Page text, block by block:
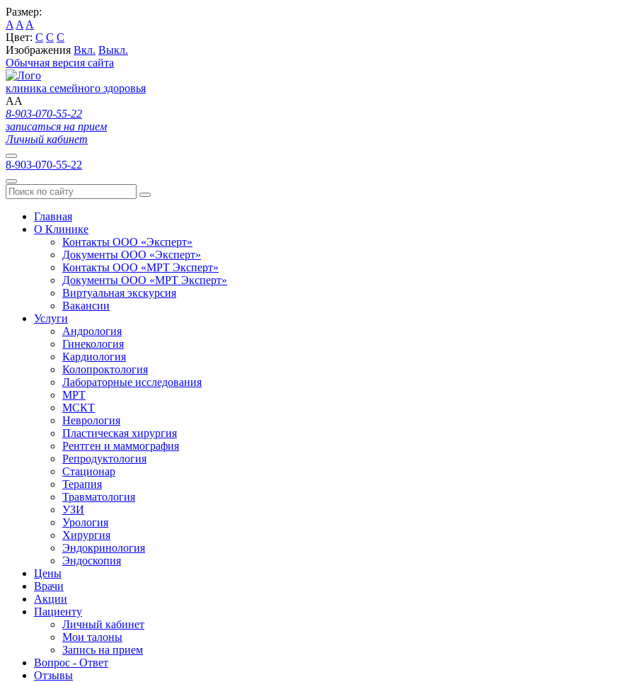
Размер:
A A A
Цвет: C C C
Изображения Вкл. Выкл.
Обычная версия сайта
клиника семейного здоровья
AA
8-903-070-55-22
записаться на прием
Личный кабинет
8-903-070-55-22
Главная
О Клинике
Контакты ООО «Эксперт»
Документы ООО «Эксперт»
Контакты ООО «МРТ Эксперт»
Документы ООО «МРТ Эксперт»
Виртуальная экскурсия
Вакансии
Услуги
Андрология
Гинекология
Кардиология
Колопроктология
Лабораторные исследования
МРТ
МСКТ
Неврология
Пластическая хирургия
Рентген и маммография
Репродуктология
Стационар
Терапия
Травматология
УЗИ
Урология
Хирургия
Эндокринология
Эндоскопия
Цены
Врачи
Акции
Пациенту
Личный кабинет
Мои талоны
Запись на прием
Вопрос - Ответ
Отзывы